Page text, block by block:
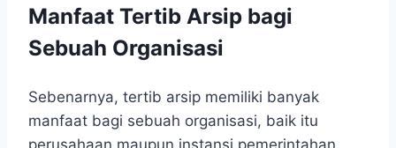
Manfaat Tertib Arsip bagi
Sebuah Organisasi
Sebenarnya, tertib arsip memiliki banyak
manfaat bagi sebuah organisasi, baik itu